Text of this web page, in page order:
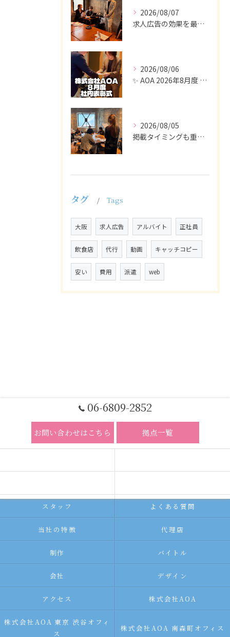
2026/08/07
求人広告の効果を最大化するために最も重要なのは、掲載タイミン...
2026/08/06
✨ AOA 2026年8月度 表彰式レポート ✨
2026/08/05
掲載タイミングも重要で、業界動向や求職者の活動時期に合わせて...
タグ Tags
大阪 求人広告 アルバイト 正社員
飲食店 代行 動画 キャッチコピー
安い 費用 派遣 web
06-6809-2852
お問い合わせはこちら 拠点一覧
スタッフ よくある質問
当社の特徴 代理店
制作 バイトル
会社 デザイン
アクセス 株式会社AOA
株式会社AOA 東京 渋谷オフィ
ス
株式会社AOA 南森町オフィス